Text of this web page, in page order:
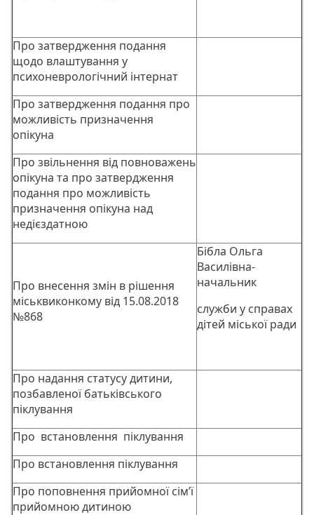
Про затвердження подання
щодо влаштування у
психоневрологічний інтернат
Про затвердження подання про
можливість призначення
опікуна
Про звільнення від повноважень
опікуна та про затвердження
подання про можливість
призначення опікуна над
недієздатною
Про внесення змін в рішення
міськвиконкому від 15.08.2018
№868
Бібла Ольга
Василівна-
начальник
служби у справах
дітей міської ради
Про надання статусу дитини,
позбавленої батьківського
піклування
Про встановлення піклування
Про встановлення піклування
Про поповнення прийомної сім’ї
прийомною дитиною